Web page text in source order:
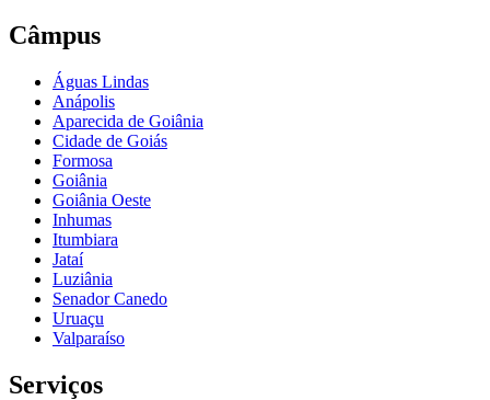
Câmpus
Águas Lindas
Anápolis
Aparecida de Goiânia
Cidade de Goiás
Formosa
Goiânia
Goiânia Oeste
Inhumas
Itumbiara
Jataí
Luziânia
Senador Canedo
Uruaçu
Valparaíso
Serviços